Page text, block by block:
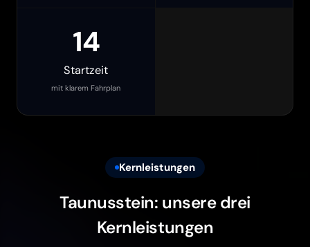
14
Startzeit
mit klarem Fahrplan
Kernleistungen
Taunusstein: unsere drei
Kernleistungen